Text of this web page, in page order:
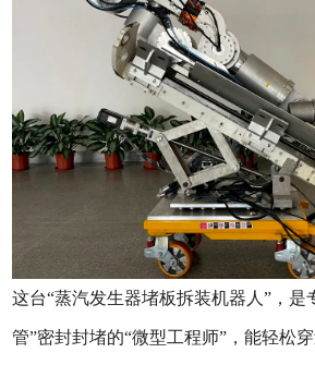
这台“蒸汽发生器堵板拆装机器人”，是
管”密封封堵的“微型工程师”，能轻松